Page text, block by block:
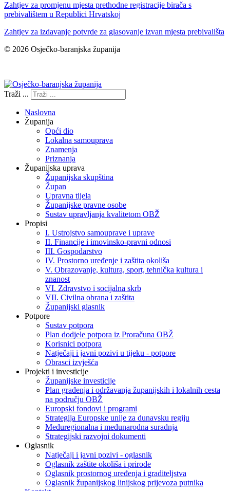
Zahtjev za promjenu mjesta prethodne registracije birača s
prebivalištem u Republici Hrvatskoj
Zahtjev za izdavanje potvrde za glasovanje izvan mjesta prebivališta
© 2026 Osječko-baranjska županija
Traži ...
Naslovna
Županija
Opći dio
Lokalna samouprava
Znamenja
Priznanja
Županijska uprava
Županijska skupština
Župan
Upravna tijela
Županijske pravne osobe
Sustav upravljanja kvalitetom OBŽ
Propisi
I. Ustrojstvo samouprave i uprave
II. Financije i imovinsko-pravni odnosi
III. Gospodarstvo
IV. Prostorno uređenje i zaštita okoliša
V. Obrazovanje, kultura, sport, tehnička kultura i
znanost
VI. Zdravstvo i socijalna skrb
VII. Civilna obrana i zaštita
Županijski glasnik
Potpore
Sustav potpora
Plan dodjele potpora iz Proračuna OBŽ
Korisnici potpora
Natječaji i javni pozivi u tijeku - potpore
Obrasci izvješća
Projekti i investicije
Županijske investicije
Plan građenja i održavanja županijskih i lokalnih cesta
na području OBŽ
Europski fondovi i programi
Strategija Europske unije za dunavsku regiju
Međuregionalna i međunarodna suradnja
Strategijski razvojni dokumenti
Oglasnik
Natječaji i javni pozivi - oglasnik
Oglasnik zaštite okoliša i prirode
Oglasnik prostornog uređenja i graditeljstva
Oglasnik županijskog linijskog prijevoza putnika